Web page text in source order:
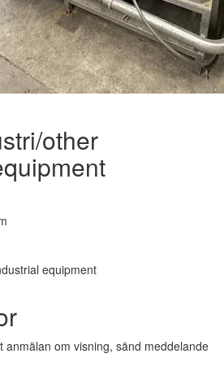
other
equipment
anmälan om visning, sänd meddelande